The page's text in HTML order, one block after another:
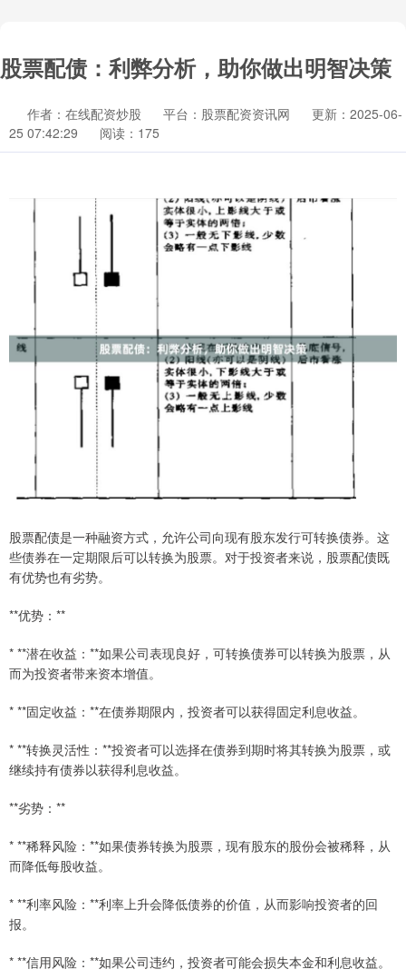
股票配债：利弊分析，助你做出明智决策
作者：在线配资炒股 平台：股票配资资讯网
更新：2025-06-
25 07:42:29
阅读：175
股票配债是一种融资方式，允许公司向现有股东发行可转换债券。这
些债券在一定期限后可以转换为股票。对于投资者来说，股票配债既
有优势也有劣势。
**优势：**
* **潜在收益：**如果公司表现良好，可转换债券可以转换为股票，从
而为投资者带来资本增值。
* **固定收益：**在债券期限内，投资者可以获得固定利息收益。
* **转换灵活性：**投资者可以选择在债券到期时将其转换为股票，或
继续持有债券以获得利息收益。
**劣势：**
* **稀释风险：**如果债券转换为股票，现有股东的股份会被稀释，从
而降低每股收益。
* **利率风险：**利率上升会降低债券的价值，从而影响投资者的回
报。
* **信用风险：**如果公司违约，投资者可能会损失本金和利息收益。